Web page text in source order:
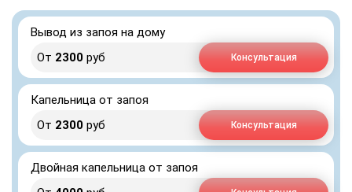
Вывод из запоя на дому
От 2300 руб Консультация
Капельница от запоя
От 2300 руб Консультация
Двойная капельница от запоя